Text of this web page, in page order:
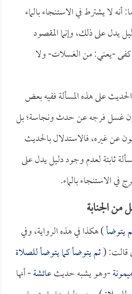
أنه لا يشترط في الاستنجاء بالماء
يدل على ذلك، وإنما المقصود
-يعني: من الغسلات- ولا
على هذه المسألة ففيه بعض
غسل فرجه عن حدث ونجاسة؛ بل
عن غيره، فالاستدلال بالحديث
ثابتة لعدم وجود دليل يدل على
في الاستنجاء بالماء.
الجنابة
يتوضأ) هكذا في هذه الرواية، وفي
قالت: (ثم يتوضأ كما يتوضأ للصلاة
-وهو يشبه حديثعائشة- أنها